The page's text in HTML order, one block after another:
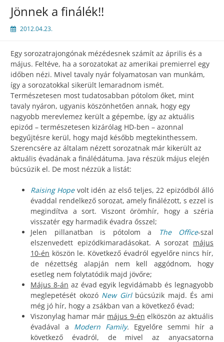
Jönnek a finálék!!
2012.04.23.
Egy sorozatrajongónak mézédesnek számít az április és a
május. Feltéve, ha a sorozatokat az amerikai premierrel egy
időben nézi. Mivel tavaly nyár folyamatosan van munkám,
így a sorozatokkal sikerült lemaradnom ismét.
Természetesen most tudatosabban pótolom őket, mint
tavaly nyáron, ugyanis köszönhetően annak, hogy egy
nagyobb merevlemez került a gépembe, így az aktuális
epizód – természetesen kizárólag HD-ben – azonnal
begyűjtésre kerül, hogy majd később megtekinthessem.
Szerencsére az általam nézett sorozatnak már kikerült az
aktuális évadának a finálédátuma. Java részük május elején
búcsúzik el. De most nézzük a listát:
Raising Hopevolt idén az első teljes, 22 epizódból álló
évaddal rendelkező sorozat, amely finálézott, s ezzel is
megindítva a sort. Viszont örömhír, hogy a széria
visszatér egy harmadik évadra ősszel;
Jelen pillanatban is pótolom a
The Office-szal
elszenvedett epizódkimaradásokat. A sorozat május
10-én köszön le. Következő évadról egyelőre nincs hír,
de nézettség alapján nem kell aggódnom, hogy
esetleg nem folytatódik majd jövőre;
Május 8-án az évad egyik legvidámabb és legnagyobb
meglepetését okozó New Girlbúcsúzik majd. És ami
még jó hír, hogy a zsákban van a következő évad;
Viszonylag hamar már május 9-én elköszön az aktuális
évadával a Modern Family. Egyelőre semmi hír a
következő évadról, de mivel az anyacsatorna